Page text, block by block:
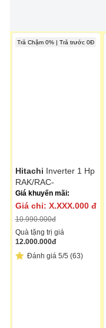
Trả Chậm 0% | Trả trước 0Đ
Hitachi Inverter 1 Hp
RAK/RAC-
CH10PCASV
Giá khuyến mãi:
Giá chỉ: X.XXX.000 đ
10.990.000đ
Quà tặng trị giá
12.000.000đ
Đánh giá 5/5 (63)